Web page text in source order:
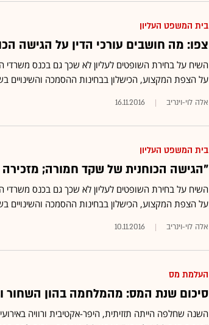
בית המשפט העליון
צפו: מה חושבים עורכי הדין על הגישה
על הצפת המקצוע, הכישלון בבחינות ההסמכה והשינויים
אלה לוי-וינריב 16.11.2016
בית המשפט העליון
"הגישה הכוחנית של שקד חמורה; מזכירה
על הצפת המקצוע, הכישלון בבחינות ההסמכה והשינויים
אלה לוי-וינריב 10.11.2016
העלמת מס
סיכום שנת המס: מהמלחמה בהון השחור
השנה שחלפה הייתה תזזיתית, היפר-אקטיבית ורוויה